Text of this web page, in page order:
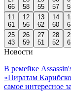
66
58
55
57
11
61
12
56
13
62
14
60
25
43
26
59
27
51
28
52
Новости
В ремейке
«Пиратам
самое интересное